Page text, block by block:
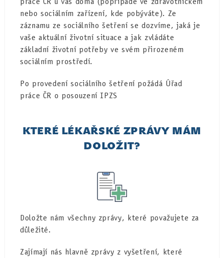
nebo sociálním zařízení, kde pobýváte). Ze
záznamu ze sociálního šetření se dozvíme, jaká je
vaše aktuální životní situace a jak zvládáte
základní životní potřeby ve svém přirozeném
sociálním prostředí.
Po provedení sociálního šetření požádá Úřad
práce ČR o posouzení IPZS
KTERÉ LÉKAŘSKÉ ZPRÁVY MÁM
DOLOŽIT?
Doložte nám všechny zprávy, které považujete za
důležité.
Zajímají nás hlavně zprávy z vyšetření, které